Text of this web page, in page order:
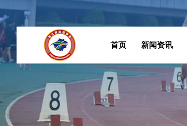
首页 新闻资讯